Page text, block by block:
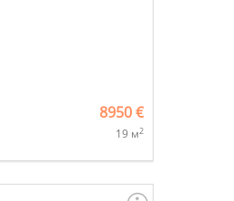
8950 €
19 м2